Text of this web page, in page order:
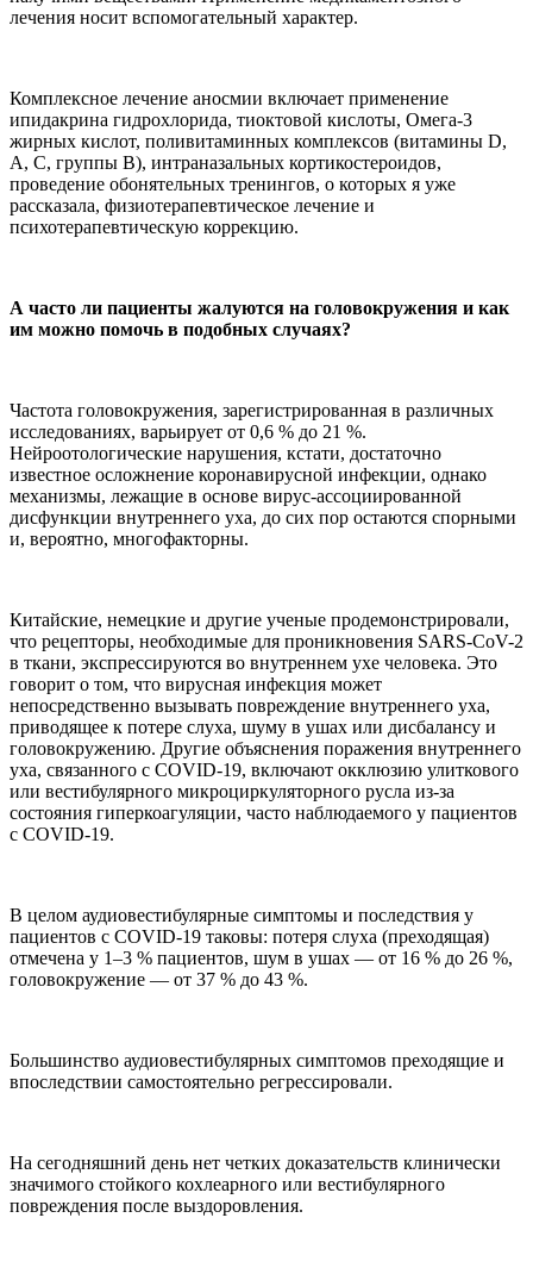
лечения носит вспомогательный характер.
Комплексное лечение аносмии включает применение
ипидакрина гидрохлорида, тиоктовой кислоты, Омега-3
жирных кислот, поливитаминных комплексов (витамины D,
А, С, группы В), интраназальных кортикостероидов,
проведение обонятельных тренингов, о которых я уже
рассказала, физиотерапевтическое лечение и
психотерапевтическую коррекцию.
А часто ли пациенты жалуются на головокружения и как
им можно помочь в подобных случаях?
Частота головокружения, зарегистрированная в различных
исследованиях, варьирует от 0,6 % до 21 %.
Нейроотологические нарушения, кстати, достаточно
известное осложнение коронавирусной инфекции, однако
механизмы, лежащие в основе вирус-ассоциированной
дисфункции внутреннего уха, до сих пор остаются спорными
и, вероятно, многофакторны.
Китайские, немецкие и другие ученые продемонстрировали,
что рецепторы, необходимые для проникновения SARS-CoV-2
в ткани, экспрессируются во внутреннем ухе человека. Это
говорит о том, что вирусная инфекция может
непосредственно вызывать повреждение внутреннего уха,
приводящее к потере слуха, шуму в ушах или дисбалансу и
головокружению. Другие объяснения поражения внутреннего
уха, связанного с COVID-19, включают окклюзию улиткового
или вестибулярного микроциркуляторного русла из-за
состояния гиперкоагуляции, часто наблюдаемого у пациентов
с COVID-19.
В целом аудиовестибулярные симптомы и последствия у
пациентов с COVID-19 таковы: потеря слуха (преходящая)
отмечена у 1–3 % пациентов, шум в ушах — от 16 % до 26 %,
головокружение — от 37 % до 43 %.
Большинство аудиовестибулярных симптомов преходящие и
впоследствии самостоятельно регрессировали.
На сегодняшний день нет четких доказательств клинически
значимого стойкого кохлеарного или вестибулярного
повреждения после выздоровления.